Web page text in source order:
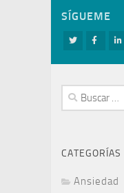
SÍGUEME
Buscar:
CATEGORÍAS
Ansiedad